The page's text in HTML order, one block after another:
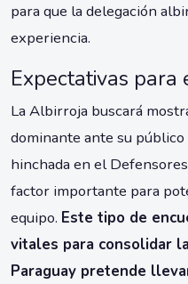
para que la delegación
experiencia.
Expectativas
La Albirroja buscará
dominante ante su
hinchada en el
factor importante para
equipo. Este tipo de
vitales para consolidar
Paraguay pretende